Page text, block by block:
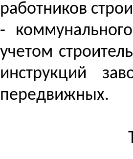
работников
-
учетом
инструкций
передвижных.